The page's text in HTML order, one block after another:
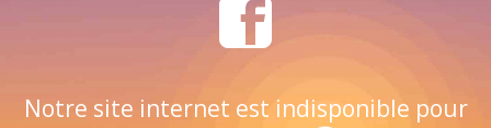
Notre site internet est indisponible pour